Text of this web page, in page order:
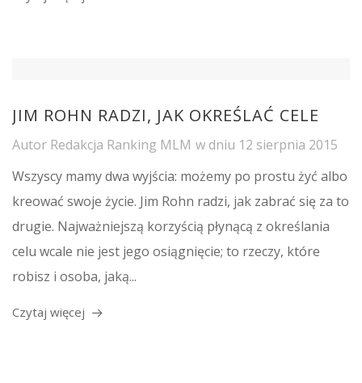
JIM ROHN RADZI, JAK OKREŚLAĆ CELE
Autor Redakcja Ranking MLM w dniu 12 sierpnia 2015
Wszyscy mamy dwa wyjścia: możemy po prostu żyć albo
kreować swoje życie. Jim Rohn radzi, jak zabrać się za to
drugie. Najważniejszą korzyścią płynącą z określania
celu wcale nie jest jego osiągnięcie; to rzeczy, które
robisz i osoba, jaką...
Czytaj więcej